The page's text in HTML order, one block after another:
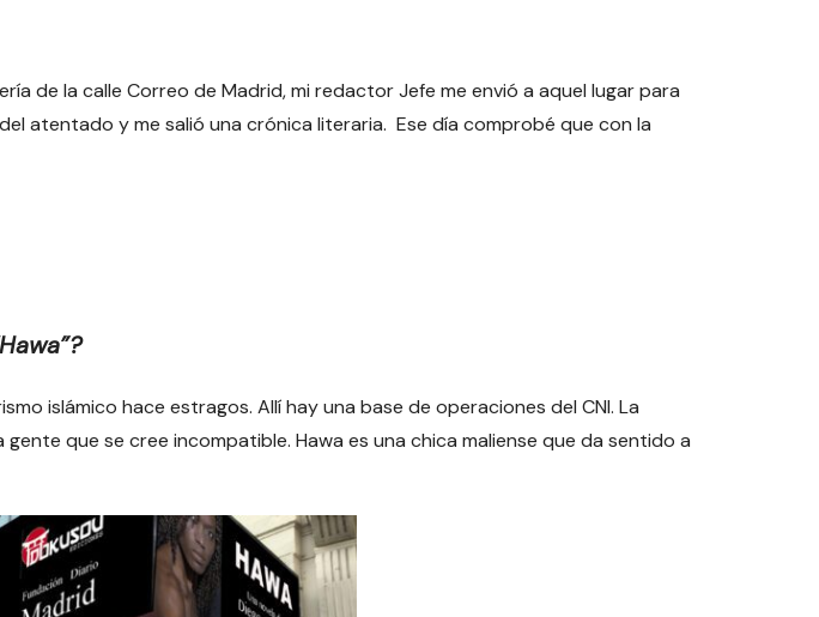
de la calle Correo de Madrid, mi redactor Jefe me envió a aquel lugar para
atentado y me salió una crónica literaria. Ese día comprobé que con la
islámico hace estragos. Allí hay una base de operaciones del CNI. La
que se cree incompatible. Hawa es una chica maliense que da sentido a